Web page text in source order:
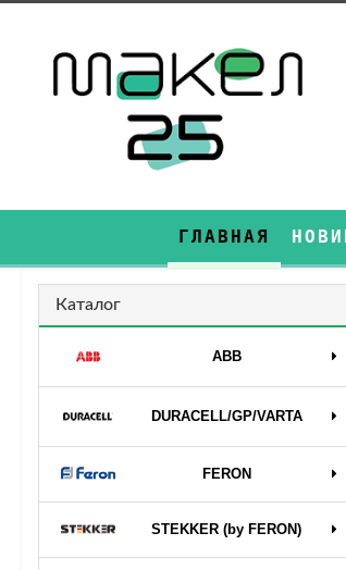
ГЛАВНАЯ
Каталог
ABB
DURAСELL/GP/VARTA
FERON
STEKKER (by FERON)